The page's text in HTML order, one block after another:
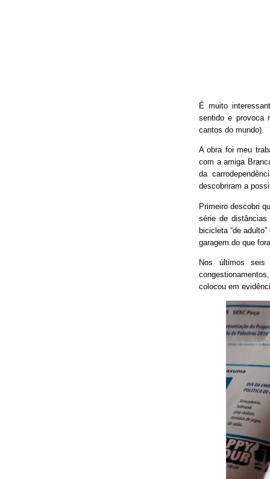
É muito
sentido e provoca
cantos do mundo).
A obra foi meu
com a amiga
da
descobriram a
Primeiro descobri
série de distâncias
bicicleta “de
garagem do que
Nos últimos seis
colocou em